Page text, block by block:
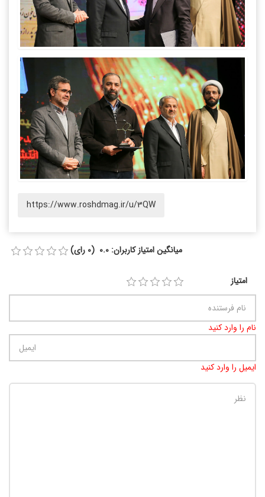
https://www.roshdmag.ir/u/3QW
میانگین امتیاز کاربران: 0.0 (0 رای)
امتیاز
نام را وارد کنید
ایمیل را وارد کنید